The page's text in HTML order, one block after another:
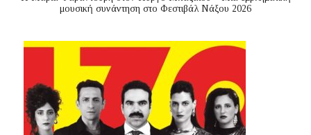
μουσική συνάντηση στο Φεστιβάλ Νάξου 2026